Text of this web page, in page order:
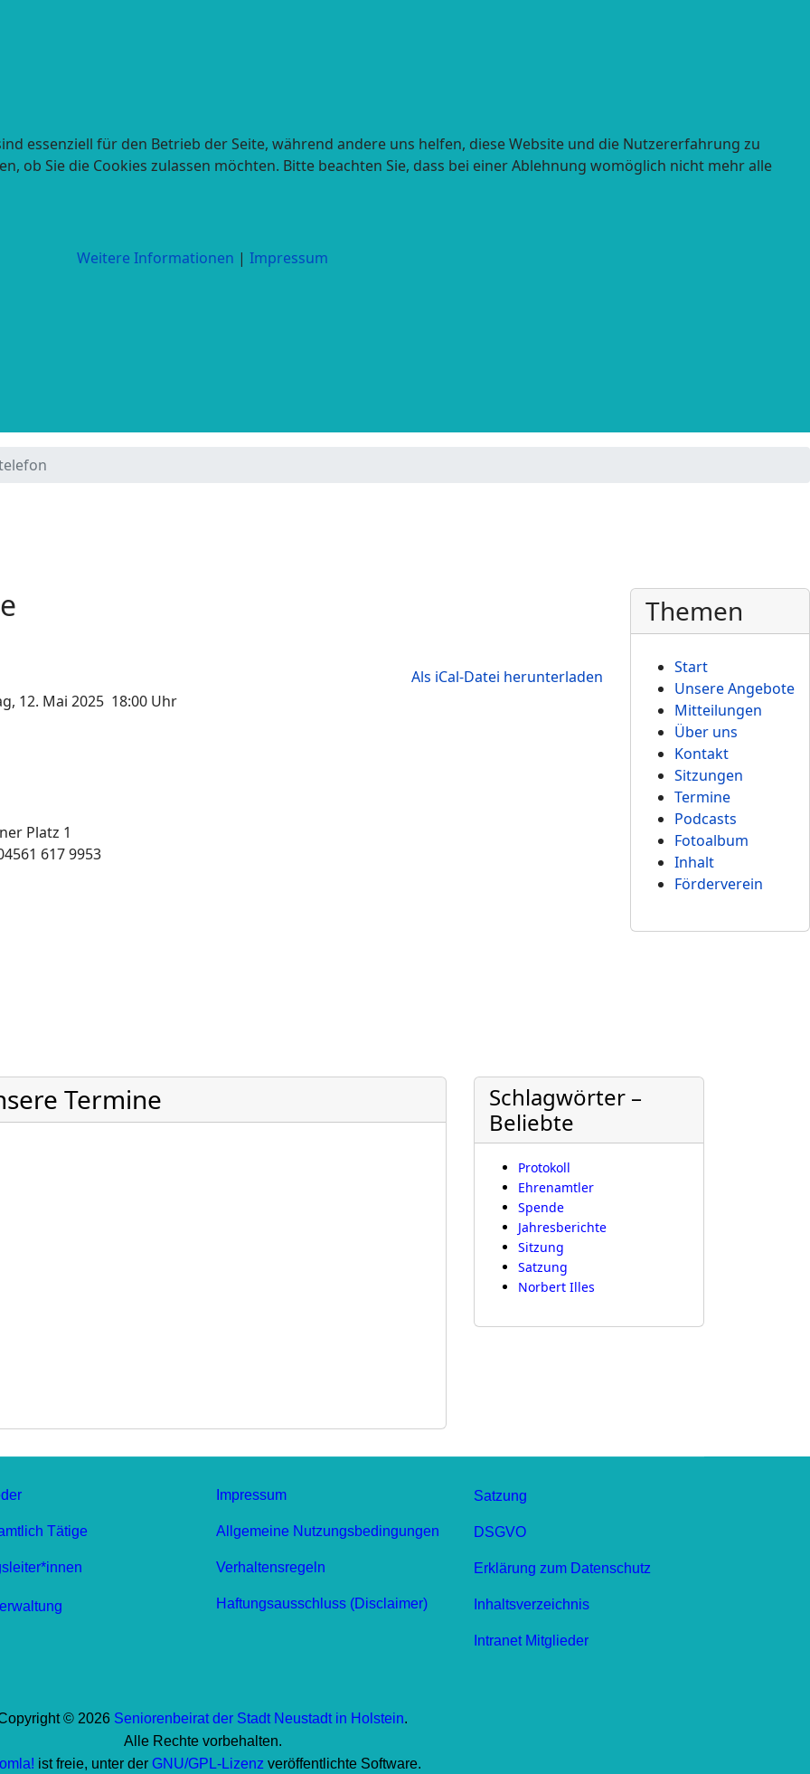
12. Mai 2025 18:00 Uhr
Platz 1
617 9953
Themen
Start
Unsere Angebote
Mitteilungen
Über uns
Kontakt
Sitzungen
Termine
Podcasts
Fotoalbum
Inhalt
Förderverein
Termine
Schlagwörter –
Beliebte
Protokoll
Ehrenamtler
Spende
Jahresberichte
Sitzung
Satzung
Norbert Illes
Tätige
Impressum
Allgemeine Nutzungsbedingungen
Verhaltensregeln
Haftungsausschluss (Disclaimer)
Satzung
DSGVO
Erklärung zum Datenschutz
Inhaltsverzeichnis
Intranet Mitglieder
© 2026 Seniorenbeirat der Stadt Neustadt in Holstein.
Alle Rechte vorbehalten.
ist freie, unter der GNU/GPL-Lizenz veröffentlichte Software.
essenziell für den Betrieb der Seite, während andere uns helfen, diese Website und die Nutzererfahrung zu
ob Sie die Cookies zulassen möchten. Bitte beachten Sie, dass bei einer Ablehnung womöglich nicht mehr alle
Weitere Informationen | Impressum